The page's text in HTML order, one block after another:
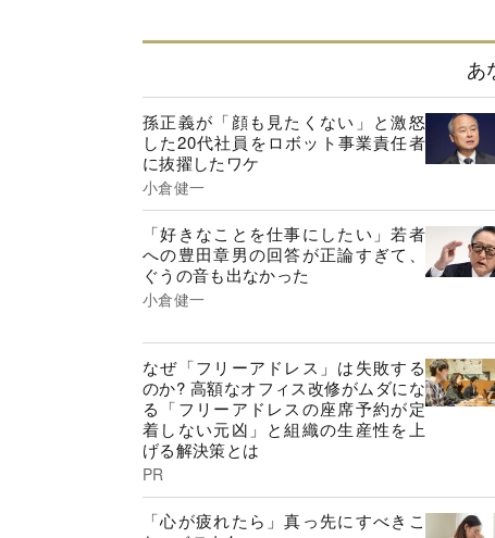
あ
孫正義が「顔も見たくない」と激怒
した20代社員をロボット事業責任者
に抜擢したワケ
小倉健一
「好きなことを仕事にしたい」若者
への豊田章男の回答が正論すぎて、
ぐうの音も出なかった
小倉健一
なぜ「フリーアドレス」は失敗する
のか? 高額なオフィス改修がムダにな
る「フリーアドレスの座席予約が定
着しない元凶」と組織の生産性を上
げる解決策とは
PR
「心が疲れたら」真っ先にすべきこ